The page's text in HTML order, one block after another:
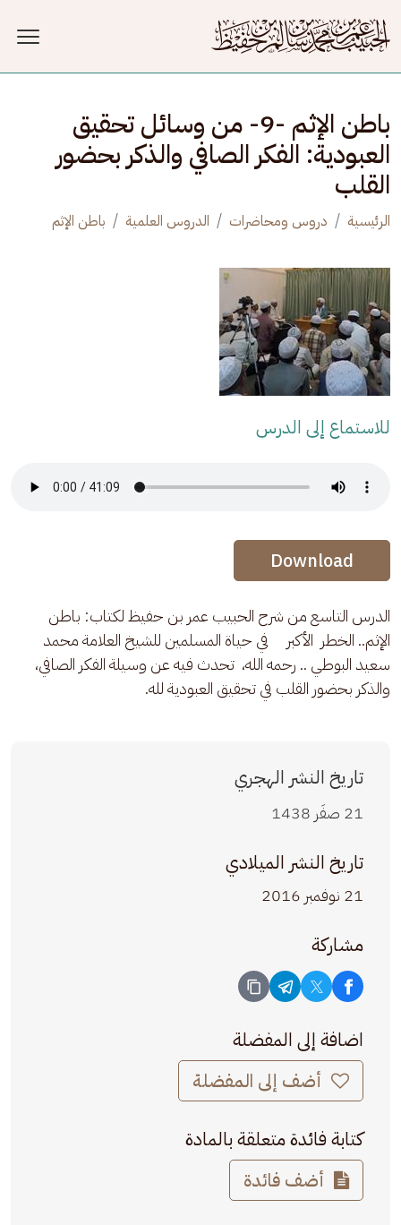
باطن الإثم -9- من وسائل تحقيق
العبودية: الفكر الصافي والذكر بحضور
القلب
الرئيسية دروس ومحاضرات الدروس العلمية باطن الإثم
للاستماع إلى الدرس
Audio Stream
Audio Stream
Download
الدرس التاسع من شرح الحبيب عمر بن حفيظ لكتاب: باطن
الإثم.. الخطر  الأكبر     في حياة المسلمين للشيخ العلامة محمد
سعيد البوطي .. رحمه الله،  تحدث فيه عن وسيلة الفكر الصافي،
والذكر بحضور القلب في تحقيق العبودية لله.
تاريخ النشر الهجري
21 صفَر 1438
تاريخ النشر الميلادي
21 نوفمبر 2016
مشاركة
اضافة إلى المفضلة
أضف إلى المفضلة
كتابة فائدة متعلقة بالمادة
أضف فائدة